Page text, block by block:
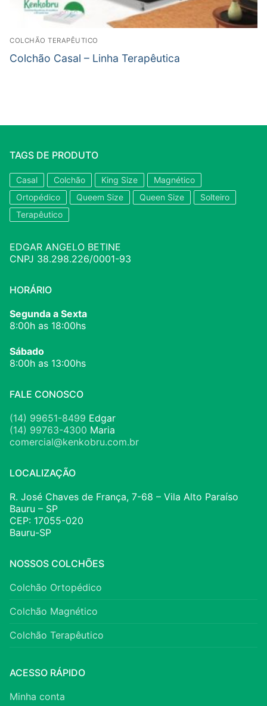
COLCHÃO TERAPÊUTICO
Colchão Casal – Linha Terapêutica
TAGS DE PRODUTO
Casal Colchão King Size
Magnético
Ortopédico
Queem Size Queen Size
Solteiro
Terapêutico
EDGAR ANGELO BETINE
CNPJ 38.298.226/0001-93
HORÁRIO
Segunda a Sexta
8:00h as 18:00hs
Sábado
8:00h as 13:00hs
FALE CONOSCO
(14) 99651-8499 Edgar
(14) 99763-4300 Maria
comercial@kenkobru.com.br
LOCALIZAÇÃO
R. José Chaves de França, 7-68 – Vila Alto Paraíso
Bauru – SP
CEP: 17055-020
Bauru-SP
NOSSOS COLCHÕES
Colchão Ortopédico
Colchão Magnético
Colchão Terapêutico
ACESSO RÁPIDO
Minha conta